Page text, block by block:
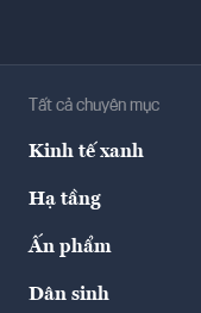
Tất cả chuyên mục
Kinh tế xanh
Hạ tầng
Ấn phẩm
Dân sinh